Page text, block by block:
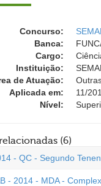
Concurso:
Banca:
Cargo:
Instituição:
de Atuação:
Aplicada em:
11/
Nível:
(6)
- QC - Segundo
- 2014 - MDA -